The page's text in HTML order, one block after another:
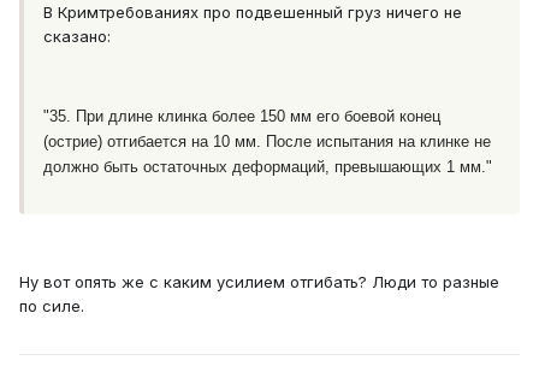
В Кримтребованиях про подвешенный груз ничего не
сказано:
"35. При длине клинка более 150 мм его боевой конец
(острие) отгибается на 10 мм. После испытания на клинке не
должно быть остаточных деформаций, превышающих 1 мм."
Ну вот опять же с каким усилием отгибать? Люди то разные
по силе.